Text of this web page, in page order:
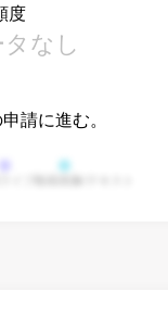
度
なし
請に進む。